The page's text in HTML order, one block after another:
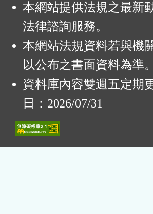
本網站提供法規之最新
法律諮詢服務。
本網站法規資料若與機
以公布之書面資料為準。
資料庫內容雙週五定期
日：2026/07/31